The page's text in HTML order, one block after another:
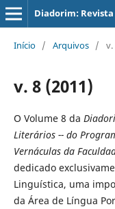
Diadorim:
Início / Arquivos / v.
v. 8 (2011)
O Volume 8 da
Literários -- do
Vernáculas da
dedicado
Linguística, uma
da Área de Língua